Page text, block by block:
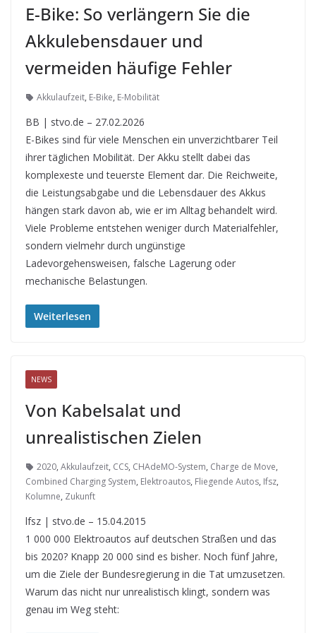
E-Bike: So verlängern Sie die
Akkulebensdauer und
vermeiden häufige Fehler
Akkulaufzeit, E-Bike, E-Mobilität
BB | stvo.de – 27.02.2026
E-Bikes sind für viele Menschen ein unverzichtbarer Teil
ihrer täglichen Mobilität. Der Akku stellt dabei das
komplexeste und teuerste Element dar. Die Reichweite,
die Leistungsabgabe und die Lebensdauer des Akkus
hängen stark davon ab, wie er im Alltag behandelt wird.
Viele Probleme entstehen weniger durch Materialfehler,
sondern vielmehr durch ungünstige
Ladevorgehensweisen, falsche Lagerung oder
mechanische Belastungen.
Weiterlesen
NEWS
Von Kabelsalat und
unrealistischen Zielen
2020, Akkulaufzeit, CCS, CHAdeMO-System, Charge de Move,
Combined Charging System, Elektroautos, Fliegende Autos, Ifsz,
Kolumne, Zukunft
lfsz | stvo.de – 15.04.2015
1 000 000 Elektroautos auf deutschen Straßen und das
bis 2020? Knapp 20 000 sind es bisher. Noch fünf Jahre,
um die Ziele der Bundesregierung in die Tat umzusetzen.
Warum das nicht nur unrealistisch klingt, sondern was
genau im Weg steht: